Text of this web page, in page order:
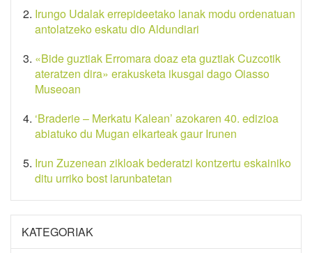
Irungo Udalak errepideetako lanak modu ordenatuan
antolatzeko eskatu dio Aldundiari
«Bide guztiak Erromara doaz eta guztiak Cuzcotik
ateratzen dira» erakusketa ikusgai dago Oiasso
Museoan
‘Braderie – Merkatu Kalean’ azokaren 40. edizioa
abiatuko du Mugan elkarteak gaur Irunen
Irun Zuzenean zikloak bederatzi kontzertu eskainiko
ditu urriko bost larunbatetan
KATEGORIAK